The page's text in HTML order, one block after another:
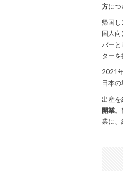
方につ
帰国
国人
バー
ターを
2021
日本
出産を
開業。
業に、